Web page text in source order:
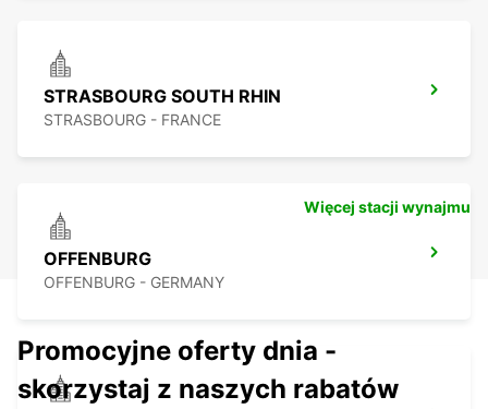
STRASBOURG SOUTH RHIN
STRASBOURG - FRANCE
OFFENBURG
OFFENBURG - GERMANY
Więcej stacji wynajmu
Promocyjne oferty dnia -
skorzystaj z naszych rabatów